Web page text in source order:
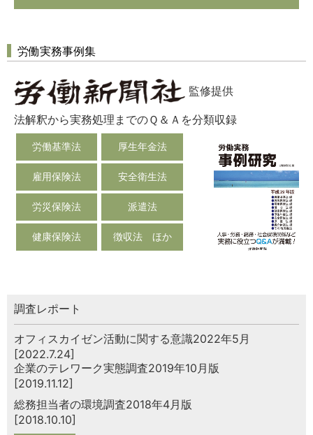
労働実務事例集
監修提供
法解釈から実務処理までのＱ＆Ａを分類収録
労働基準法 厚生年金法
雇用保険法 安全衛生法
労災保険法 派遣法
健康保険法 徴収法 ほか
調査レポート
オフィスカイゼン活動に関する意識2022年5月
[2022.7.24]
企業のテレワーク実態調査2019年10月版
[2019.11.12]
総務担当者の環境調査2018年4月版
[2018.10.10]